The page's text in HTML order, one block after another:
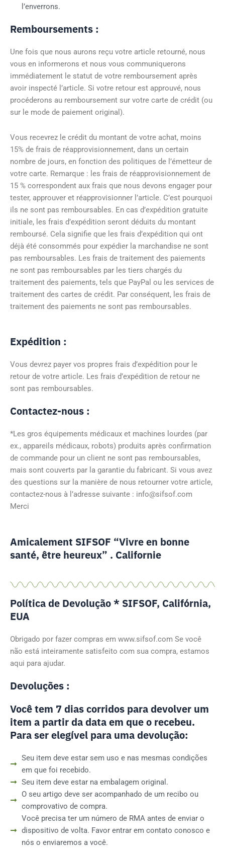
l’enverrons.
Remboursements :
Une fois que nous aurons reçu votre article retourné, nous
vous en informerons et nous vous communiquerons
immédiatement le statut de votre remboursement après
avoir inspecté l’article. Si votre retour est approuvé, nous
procéderons au remboursement sur votre carte de crédit (ou
sur le mode de paiement original).
Vous recevrez le crédit du montant de votre achat, moins
15% de frais de réapprovisionnement, dans un certain
nombre de jours, en fonction des politiques de l’émetteur de
votre carte. Remarque : les frais de réapprovisionnement de
15 % correspondent aux frais que nous devons engager pour
tester, approuver et réapprovisionner l’article. C’est pourquoi
ils ne sont pas remboursables. En cas d’expédition gratuite
initiale, les frais d’expédition seront déduits du montant
remboursé. Cela signifie que les frais d’expédition qui ont
déjà été consommés pour expédier la marchandise ne sont
pas remboursables. Les frais de traitement des paiements
ne sont pas remboursables par les tiers chargés du
traitement des paiements, tels que PayPal ou les services de
traitement des cartes de crédit. Par conséquent, les frais de
traitement des paiements ne sont pas remboursables.
Expédition :
Vous devrez payer vos propres frais d’expédition pour le
retour de votre article. Les frais d’expédition de retour ne
sont pas remboursables.
Contactez-nous :
*Les gros équipements médicaux et machines lourdes (par
ex., appareils médicaux, robots) produits après confirmation
de commande pour un client ne sont pas remboursables,
mais sont couverts par la garantie du fabricant. Si vous avez
des questions sur la manière de nous retourner votre article,
contactez-nous à l’adresse suivante : info@sifsof.com
Merci
Amicalement SIFSOF “Vivre en bonne
santé, être heureux” . Californie
Política de Devolução * SIFSOF, Califórnia,
EUA
Obrigado por fazer compras em www.sifsof.com Se você
não está inteiramente satisfeito com sua compra, estamos
aqui para ajudar.
Devoluções :
Você tem 7 dias corridos para devolver um
item a partir da data em que o recebeu.
Para ser elegível para uma devolução:
Seu item deve estar sem uso e nas mesmas condições
em que foi recebido.
Seu item deve estar na embalagem original.
O seu artigo deve ser acompanhado de um recibo ou
comprovativo de compra.
Você precisa ter um número de RMA antes de enviar o
dispositivo de volta. Favor entrar em contato conosco e
nós o enviaremos a você.​